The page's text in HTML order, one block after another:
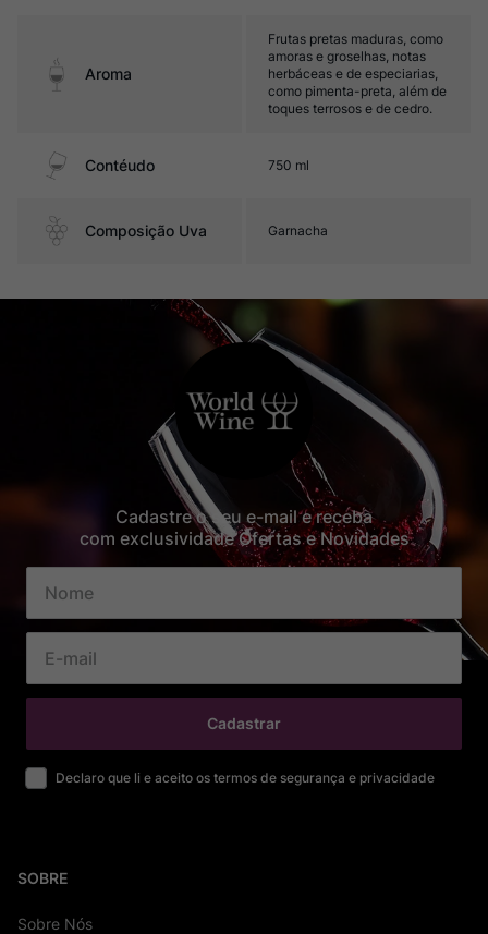
Aroma
Frutas pretas maduras, como
amoras e groselhas, notas
herbáceas e de especiarias,
como pimenta-preta, além de
toques terrosos e de cedro.
Contéudo 750 ml
Composição Uva Garnacha
Cadastre o seu e-mail e receba
com exclusividade Ofertas e Novidades
Cadastrar
Declaro que li e aceito os termos de segurança e privacidade
SOBRE
Sobre Nós